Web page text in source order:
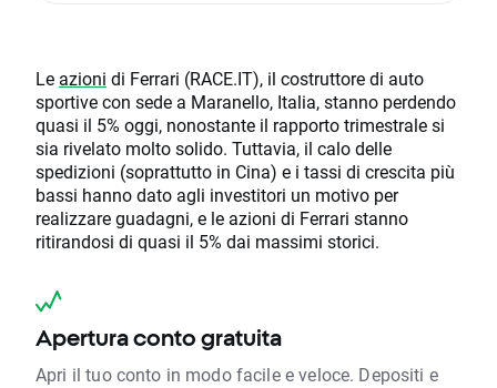
Le azioni di Ferrari (RACE.IT), il costruttore di auto
sportive con sede a Maranello, Italia, stanno perdendo
quasi il 5% oggi, nonostante il rapporto trimestrale si
sia rivelato molto solido. Tuttavia, il calo delle
spedizioni (soprattutto in Cina) e i tassi di crescita più
bassi hanno dato agli investitori un motivo per
realizzare guadagni, e le azioni di Ferrari stanno
ritirandosi di quasi il 5% dai massimi storici.
Apertura conto gratuita
Apri il tuo conto in modo facile e veloce. Depositi e